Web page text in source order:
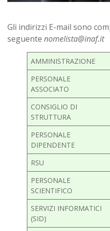
Gli indirizzi E-mail sono
seguente nomelista@inaf.it
AMMINISTRAZIONE
PERSONALE
ASSOCIATO
CONSIGLIO DI
STRUTTURA
PERSONALE
DIPENDENTE
RSU
PERSONALE
SCIENTIFICO
SERVIZI INFORMATICI
(SID)